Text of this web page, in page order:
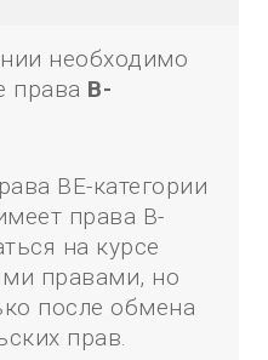
необходимо
права В-
ВЕ-категории
права В-
на курсе
правами, но
после обмена
прав.